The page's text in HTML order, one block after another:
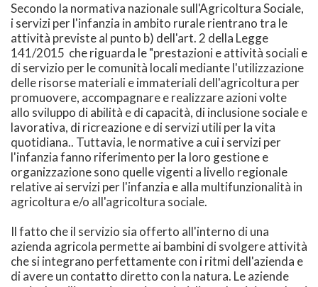
Secondo la normativa nazionale sull'Agricoltura Sociale,
i servizi per l'infanzia in ambito rurale rientrano tra le
attività previste al punto b) dell'art. 2 della Legge
141/2015 che riguarda le "prestazioni e attività sociali e
di servizio per le comunità locali mediante l'utilizzazione
delle risorse materiali e immateriali dell'agricoltura per
promuovere, accompagnare e realizzare azioni volte
allo sviluppo di abilità e di capacità, di inclusione sociale e
lavorativa, di ricreazione e di servizi utili per la vita
quotidiana.. Tuttavia, le normative a cui i servizi per
l'infanzia fanno riferimento per la loro gestione e
organizzazione sono quelle vigenti a livello regionale
relative ai servizi per l'infanzia e alla multifunzionalità in
agricoltura e/o all'agricoltura sociale.
Il fatto che il servizio sia offerto all'interno di una
azienda agricola permette ai bambini di svolgere attività
che si integrano perfettamente con i ritmi dell'azienda e
di avere un contatto diretto con la natura. Le aziende